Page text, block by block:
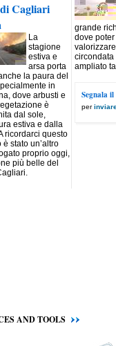
Cagliari
La
stagione
estiva e
arsa porta
la paura del
in
dove arbusti e
è
dal sole,
estiva e dalla
ricordarci questo
è stato un’altro
proprio oggi,
più belle del
grande
dove
ampliato
Segnala
per
AND TOOLS